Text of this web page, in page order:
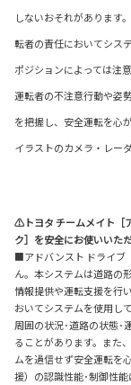
しないおそれがあります
転者の責任においてシス
ポジションによっては注
運転者の不注意行動や姿
を把握し、安全運転を
イラストのカメラ・レー
⚠トヨタ チームメイト［
ク］を安全にお使いいた
■アドバンスト ドライブ
ん。本システムは道路の
情報提供や運転支援を行
おいてシステムを使用
周囲の状況･道路の状態･
ることがあります。また
ムを過信せず安全運転
援）の認識性能･制御性